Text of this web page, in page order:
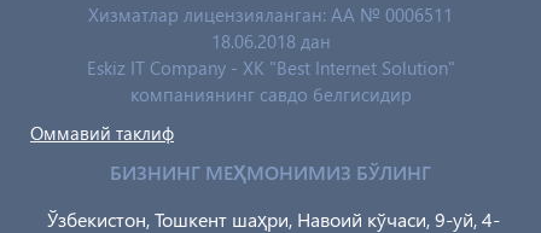
Хизматлар лицензияланган: AA № 0006511
18.06.2018 дан
Eskiz IT Company - XK "Best Internet Solution"
компаниянинг савдо белгисидир
Оммавий таклиф
БИЗНИНГ МЕҲМОНИМИЗ БЎЛИНГ
Ўзбекистон, Тошкент шаҳри, Навоий кўчаси, 9-уй, 4-